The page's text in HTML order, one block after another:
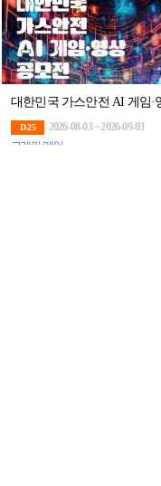
D-25
2026-08-03 ~ 2026-09-03
그래픽/게임